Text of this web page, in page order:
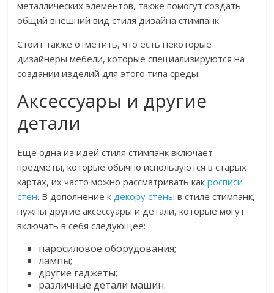
металлических элементов, также помогут создать
общий внешний вид стиля дизайна стимпанк.
Стоит также отметить, что есть некоторые
дизайнеры мебели, которые специализируются на
создании изделий для этого типа среды.
Аксессуары и другие
детали
Еще одна из идей стиля стимпанк включает
предметы, которые обычно используются в старых
картах, их часто можно рассматривать какросписи
стен. В дополнение кдекору стены в стиле стимпанк,
нужны другие аксессуары и детали, которые могут
включать в себя следующее:
паросиловое оборудования;
лампы;
другие гаджеты;
различные детали машин.